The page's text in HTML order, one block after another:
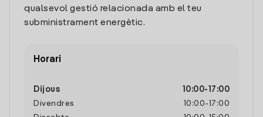
qualsevol gestió relacionada amb el teu
subministrament energètic.
Horari
Dijous 10:00- 17:00
Divendres
10:00- 17:00